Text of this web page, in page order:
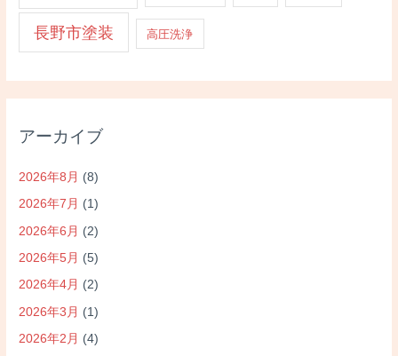
長野市塗装 高圧洗浄
アーカイブ
2026年8月 (8)
2026年7月 (1)
2026年6月 (2)
2026年5月 (5)
2026年4月 (2)
2026年3月 (1)
2026年2月 (4)